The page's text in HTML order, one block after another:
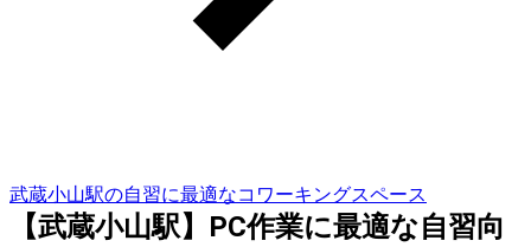
武蔵小山駅の自習に最適なコワーキングスペース
【武蔵小山駅】PC作業に最適な自習向